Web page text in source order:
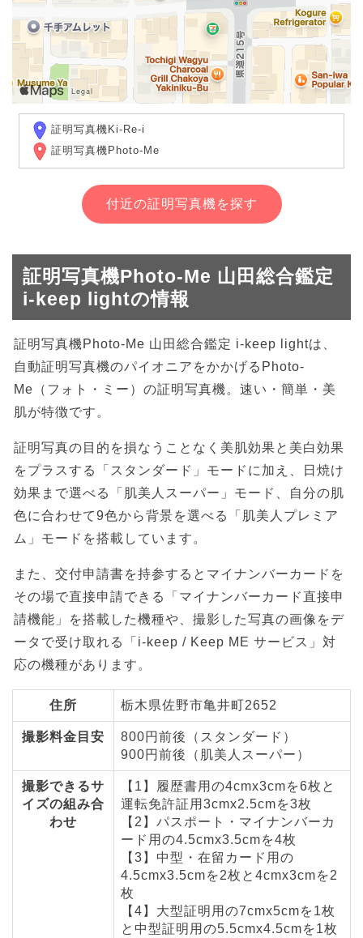
証明写真機Ki-Re-i
証明写真機Photo-Me
付近の証明写真機を探す
証明写真機Photo-Me 山田総合鑑定
i-keep lightの情報
証明写真機Photo-Me 山田総合鑑定 i-keep lightは、
自動証明写真機のパイオニアをかかげるPhoto-
Me（フォト・ミー）の証明写真機。速い・簡単・美
肌が特徴です。
証明写真の目的を損なうことなく美肌効果と美白効果
をプラスする「スタンダード」モードに加え、日焼け
効果まで選べる「肌美人スーパー」モード、自分の肌
色に合わせて9色から背景を選べる「肌美人プレミア
ム」モードを搭載しています。
また、交付申請書を持参するとマイナンバーカードを
その場で直接申請できる「マイナンバーカード直接申
請機能」を搭載した機種や、撮影した写真の画像をデ
ータで受け取れる「i-keep / Keep ME サービス」対
応の機種があります。
住所 栃木県佐野市亀井町2652
撮影料金目安
800円前後（スタンダード）
900円前後（肌美人スーパー）
撮影できるサ
イズの組み合
わせ
【1】履歴書用の4cmx3cmを6枚と
運転免許証用3cmx2.5cmを3枚
【2】パスポート・マイナンバーカ
ード用の4.5cmx3.5cmを4枚
【3】中型・在留カード用の
4.5cmx3.5cmを2枚と4cmx3cmを2
枚
【4】大型証明用の7cmx5cmを1枚
と中型証明用の5.5cmx4.5cmを1枚